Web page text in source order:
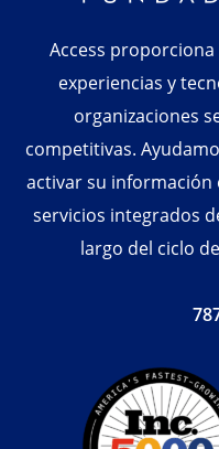
Access
experiencias y
organizaciones
competitivas.
activar su información
servicios integrados
largo del ciclo